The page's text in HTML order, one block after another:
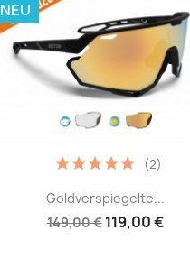
Vorschau
Goldverspiegelte...
149,00 € 119,00 €
(2)
NEU